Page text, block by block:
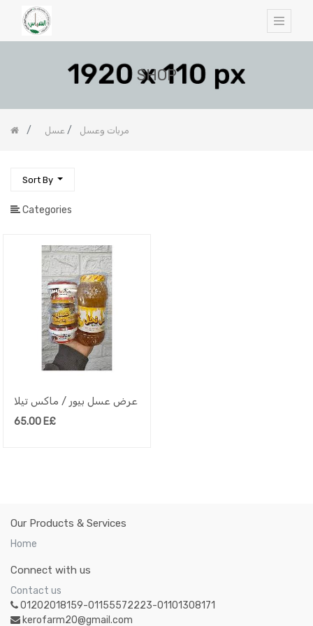
SHOP
مربات وعسل عسل
Sort By
Categories
عرض عسل بيور / ماكس تيلا
65.00 E£
Our Products & Services
Home
Connect with us
Contact us
01202018159-01155572223-01101308171
kerofarm20@gmail.com